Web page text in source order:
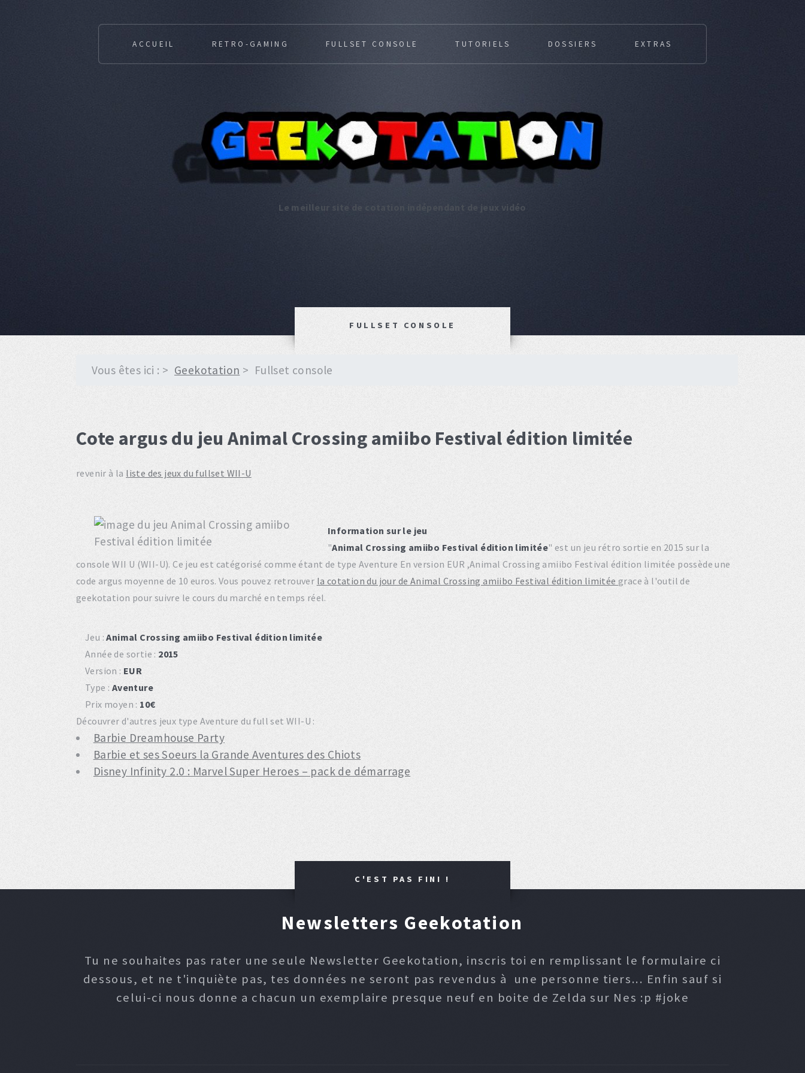
Le meilleur site de cotation indépendant de jeux vidéo
ACCUEIL RETRO-GAMING FULLSET CONSOLE TUTORIELS DOSSIERS EXTRAS
FULLSET CONSOLE
Vous êtes ici : Geekotation Fullset console
Cote argus du jeu Animal Crossing amiibo Festival édition limitée
revenir à la liste des jeux du fullset WII-U
Information sur le jeu
"Animal Crossing amiibo Festival édition limitée" est un jeu rétro sortie en 2015 sur la
console WII U (WII-U). Ce jeu est catégorisé comme étant de type Aventure En version EUR ,Animal Crossing amiibo Festival édition limitée possède une
code argus moyenne de 10 euros. Vous pouvez retrouver la cotation du jour de Animal Crossing amiibo Festival édition limitéegrace à l'outil de
geekotation pour suivre le cours du marché en temps réel.
Jeu :Animal Crossing amiibo Festival édition limitée
Année de sortie : 2015
Version : EUR
Type : Aventure
Prix moyen : 10€
Découvrer d'autres jeux type Aventure du full set WII-U :
Barbie Dreamhouse Party
Barbie et ses Soeurs la Grande Aventures des Chiots
Disney Infinity 2.0 : Marvel Super Heroes – pack de démarrage
C'EST PAS FINI !
Newsletters Geekotation
Tu ne souhaites pas rater une seule Newsletter Geekotation, inscris toi en remplissant le formulaire ci
dessous, et ne t'inquiète pas, tes données ne seront pas revendus à une personne tiers... Enfin sauf si
celui-ci nous donne a chacun un exemplaire presque neuf en boite de Zelda sur Nes :p #joke